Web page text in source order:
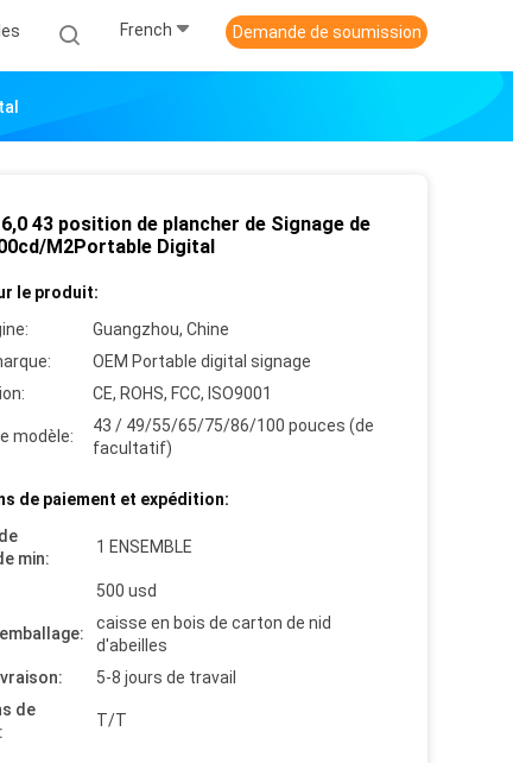
French Demande de soumission
43 position de plancher de Signage de
M2Portable Digital
le produit:
Guangzhou, Chine
OEM Portable digital signage
CE, ROHS, FCC, ISO9001
modèle:
43 / 49/55/65/75/86/100 pouces (de
facultatif)
de paiement et expédition:
min:
1 ENSEMBLE
500 usd
caisse en bois de carton de nid
d'abeilles
5-8 jours de travail
de
T/T